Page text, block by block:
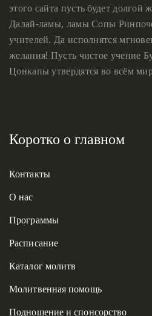
этого сайта пусть будет
Далай-ламы, ламы Сопы
учителей. Да исполнятся
желания! Пусть чистое учение
Цонкапы утвердятся во всём
Коротко о главном
Контакты
О нас
Программы
Расписание
Каталог молитв
Молитвенная помощь
Подношение и спонсорство